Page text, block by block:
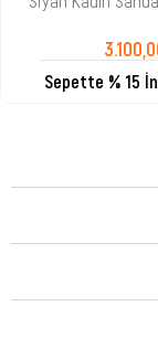
Sepette % 15